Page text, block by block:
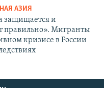
АЗИЯ
защищается и
правильно». Мигранты
кризисе в России